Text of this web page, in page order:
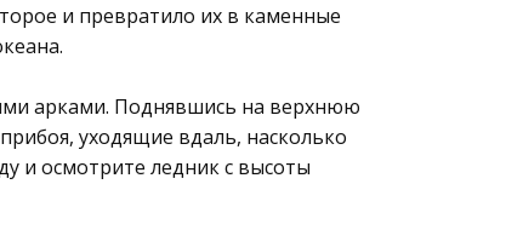
и превратило их в каменные
арками. Поднявшись на верхнюю
уходящие вдаль, насколько
и осмотрите ледник с высоты